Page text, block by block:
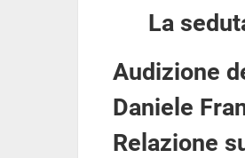
La
Audizione
Daniele
Relazione